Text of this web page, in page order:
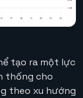
tạo ra một lực
thống cho
theo xu hướng